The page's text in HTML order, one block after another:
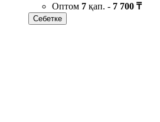
Оптом 7 қап. - 7 700 ₸
Себетке